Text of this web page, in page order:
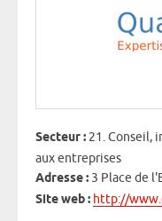
Secteur : 21. Conseil,
aux entreprises
Adresse : 3 Place de
Site web : http://